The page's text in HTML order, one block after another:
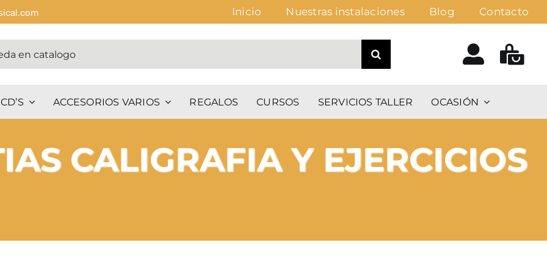
Inicio Nuestras instalaciones Blog Contacto
ACCESORIOS VARIOS REGALOS CURSOS SERVICIOS TALLER OCASIÓN
CALIGRAFIA Y EJERCICIOS